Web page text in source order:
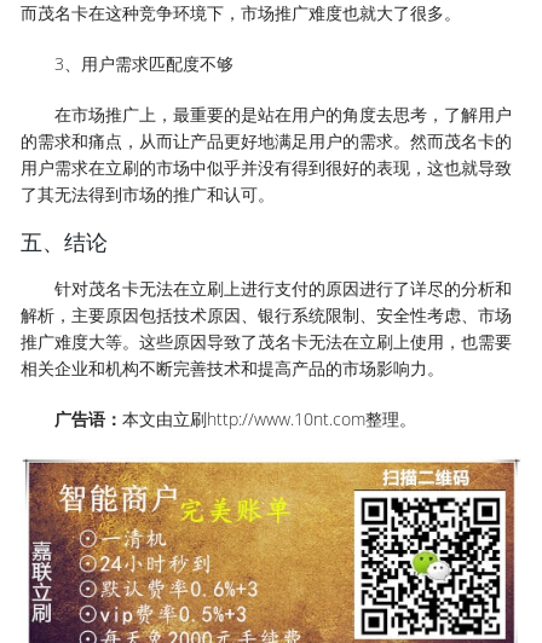
而茂名卡在这种竞争环境下，市场推广难度也就大了很多。
3、用户需求匹配度不够
在市场推广上，最重要的是站在用户的角度去思考，了解用户
的需求和痛点，从而让产品更好地满足用户的需求。然而茂名卡的
用户需求在立刷的市场中似乎并没有得到很好的表现，这也就导致
了其无法得到市场的推广和认可。
五、结论
针对茂名卡无法在立刷上进行支付的原因进行了详尽的分析和
解析，主要原因包括技术原因、银行系统限制、安全性考虑、市场
推广难度大等。这些原因导致了茂名卡无法在立刷上使用，也需要
相关企业和机构不断完善技术和提高产品的市场影响力。
广告语：本文由立刷http://www.10nt.com整理。